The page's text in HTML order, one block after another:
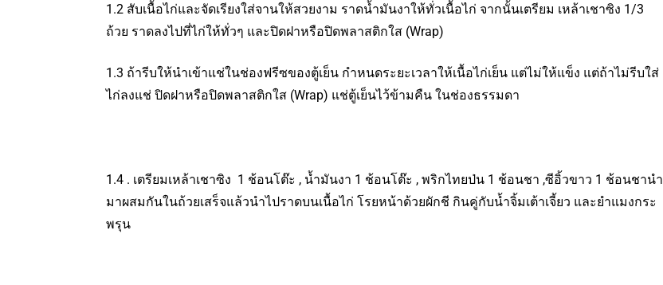
1.2 สับเนื้อไก่และจัดเรียงใส่จานให้สวยงาม ราดน้ำมันงาให้ทั่วเนื้อไก่ จากนั้นเตรียม เหล้าเชาซิง 1/3
ถ้วย ราดลงไปที่ไก่ให้ทั่วๆ และปิดฝาหรือปิดพลาสติกใส (Wrap)
1.3 ถ้ารีบให้นำเข้าแช่ในช่องฟรีซของตู้เย็น กำหนดระยะเวลาให้เนื้อไก่เย็น แต่ไม่ให้แข็ง แต่ถ้าไม่รีบใส่
ไก่ลงแช่ ปิดฝาหรือปิดพลาสติกใส (Wrap) แช่ตู้เย็นไว้ข้ามคืน ในช่องธรรมดา
1.4 . เตรียมเหล้าเชาซิง 1 ช้อนโต๊ะ , น้ำมันงา 1 ช้อนโต๊ะ , พริกไทยป่น 1 ช้อนชา ,ซีอิ้วขาว 1 ช้อนชานำ
มาผสมกันในถ้วยเสร็จแล้วนำไปราดบนเนื้อไก่ โรยหน้าด้วยผักชี กินคู่กับน้ำจิ้มเต้าเจี้ยว และยำแมงกระ
พรุน